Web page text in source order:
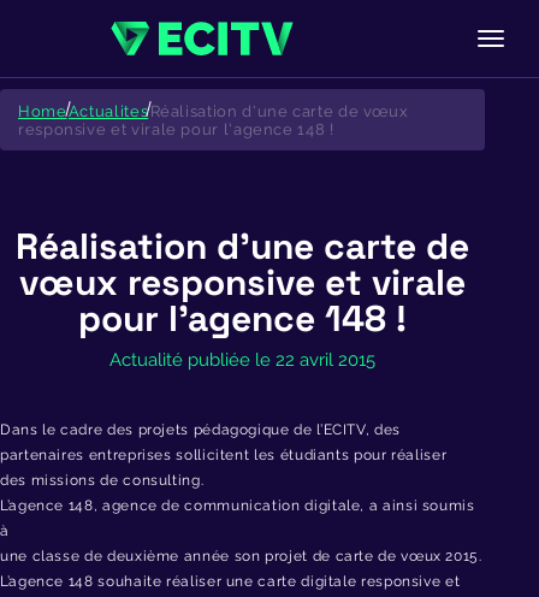
Skip
content
HomeActualitesRéalisation d'une carte de vœux
responsive et virale pour l'agence 148 !
Réalisation d’une carte de
vœux responsive et virale
pour l’agence 148 !
Actualité publiée le 22 avril 2015
Dans le cadre des projets pédagogique de l’ECITV, des
partenaires entreprises sollicitent les étudiants pour réaliser
des missions de consulting.
L’agence 148, agence de communication digitale, a ainsi soumis
à
une classe de deuxième année son projet de carte de vœux 2015.
L’agence 148 souhaite réaliser une carte digitale responsive et